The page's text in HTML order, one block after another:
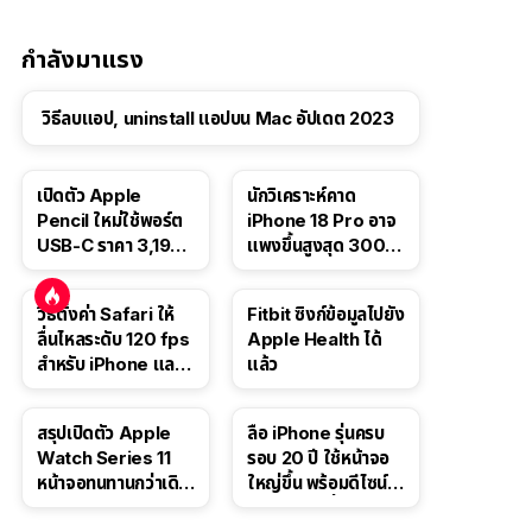
กำลังมาแรง
วิธีลบแอป, uninstall แอปบน Mac อัปเดต 2023
เปิดตัว Apple
Pencil ใหม่ใช้พอร์ต
USB-C ราคา 3,190
นี้
นักวิเคราะห์คาด
iPhone 18 Pro อาจ
แพงขึ้นสูงสุด 300
วิธีตั้งค่า Safari ให้
ลื่นไหลระดับ 120 fps
สำหรับ iPhone และ
Fitbit ซิงก์ข้อมูลไปยัง
Apple Health ได้
แล้ว
สรุปเปิดตัว Apple
Watch Series 11
หน้าจอทนทานกว่าเดิม
ลือ iPhone รุ่นครบ
รอบ 20 ปี ใช้หน้าจอ
ใหญ่ขึ้น พร้อมดีไซน์ไร้